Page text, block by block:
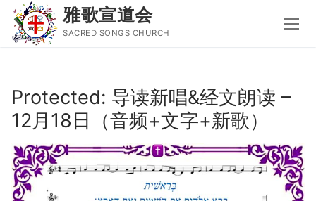
content
雅歌宣道会
SACRED SONGS CHURCH
Search
for:
主页
主日讲道
Protected: 导读新唱&经文朗读 –
12月18日（音频+文字+新歌）